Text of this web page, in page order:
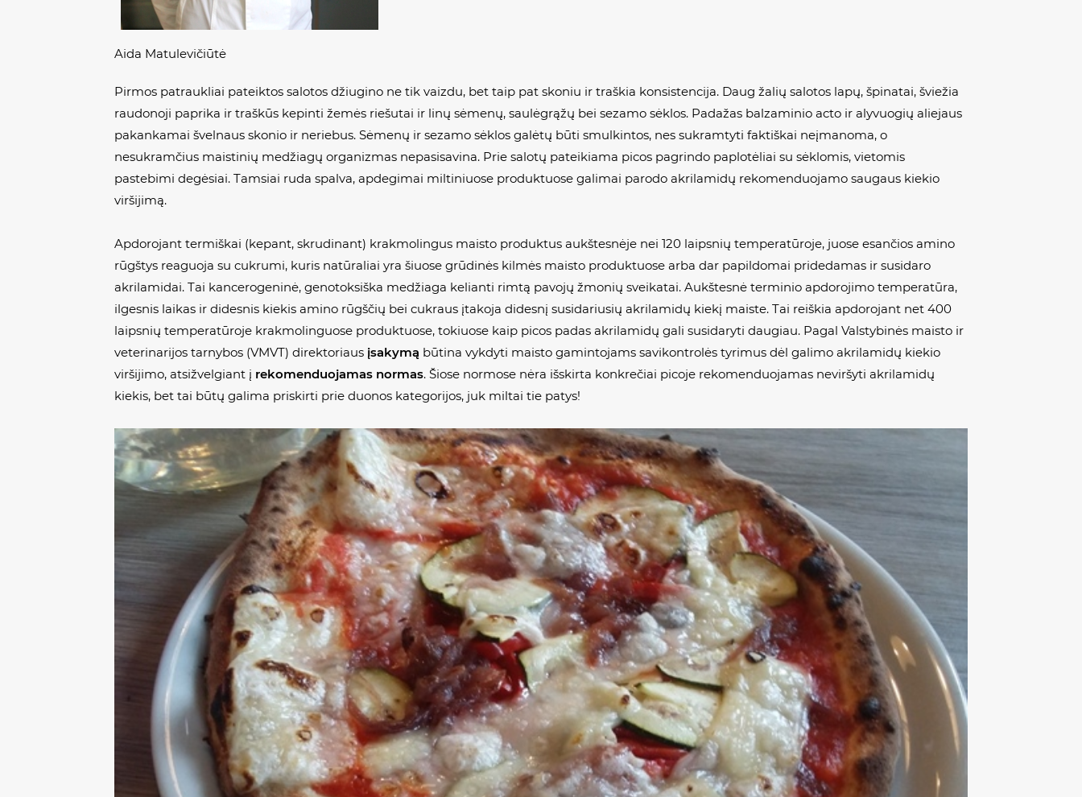
Aida Matulevičiūtė
Pirmos patraukliai pateiktos salotos džiugino ne tik vaizdu, bet taip pat skoniu ir traškia konsistencija. Daug žalių salotos lapų, špinatai, šviežia
raudonoji paprika ir traškūs kepinti žemės riešutai ir linų sėmenų, saulėgrąžų bei sezamo sėklos. Padažas balzaminio acto ir alyvuogių aliejaus
pakankamai švelnaus skonio ir neriebus. Sėmenų ir sezamo sėklos galėtų būti smulkintos, nes sukramtyti faktiškai neįmanoma, o
nesukramčius maistinių medžiagų organizmas nepasisavina. Prie salotų pateikiama picos pagrindo paplotėliai su sėklomis, vietomis
pastebimi degėsiai. Tamsiai ruda spalva, apdegimai miltiniuose produktuose galimai parodo akrilamidų rekomenduojamo saugaus kiekio
viršijimą.
Apdorojant termiškai (kepant, skrudinant) krakmolingus maisto produktus aukštesnėje nei 120 laipsnių temperatūroje, juose esančios amino
rūgštys reaguoja su cukrumi, kuris natūraliai yra šiuose grūdinės kilmės maisto produktuose arba dar papildomai pridedamas ir susidaro
akrilamidai. Tai kancerogeninė, genotoksiška medžiaga kelianti rimtą pavojų žmonių sveikatai. Aukštesnė terminio apdorojimo temperatūra,
ilgesnis laikas ir didesnis kiekis amino rūgščių bei cukraus įtakoja didesnį susidariusių akrilamidų kiekį maiste. Tai reiškia apdorojant net 400
laipsnių temperatūroje krakmolinguose produktuose, tokiuose kaip picos padas akrilamidų gali susidaryti daugiau. Pagal Valstybinės maisto ir
veterinarijos tarnybos (VMVT) direktoriaus įsakymą būtina vykdyti maisto gamintojams savikontrolės tyrimus dėl galimo akrilamidų kiekio
viršijimo, atsižvelgiant į rekomenduojamas normas. Šiose normose nėra išskirta konkrečiai picoje rekomenduojamas neviršyti akrilamidų
kiekis, bet tai būtų galima priskirti prie duonos kategorijos, juk miltai tie patys!